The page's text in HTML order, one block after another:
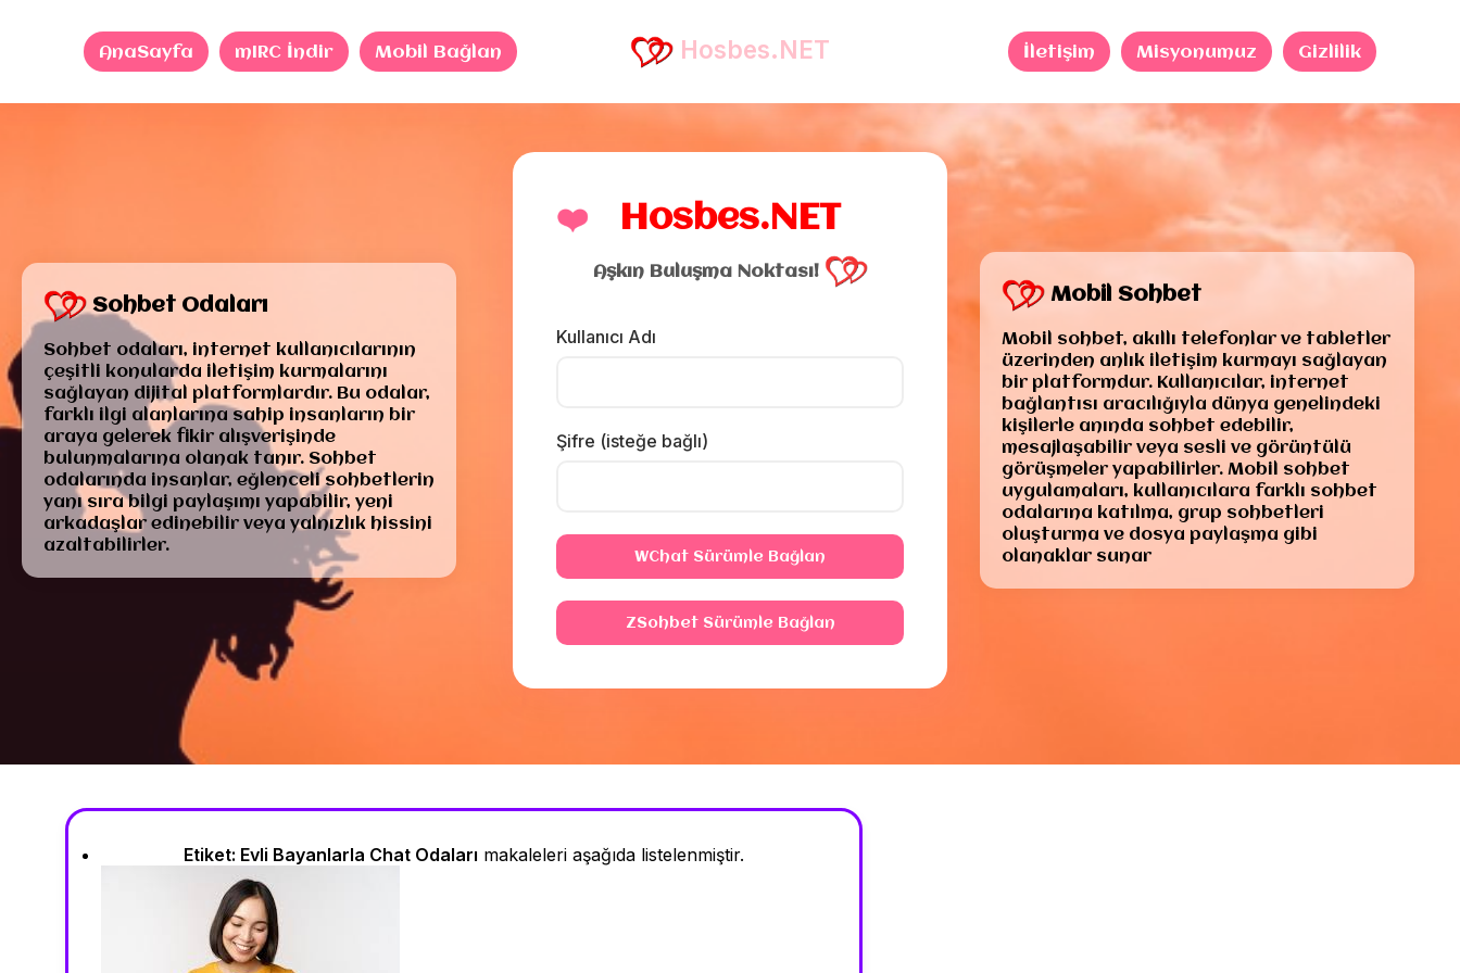
AnaSayfa mIRC İndir Mobil Bağlan Hosbes.NET İletişim Misyonumuz Gizlilik
Sohbet Odaları
Sohbet odaları, internet kullanıcılarının
çeşitli konularda iletişim kurmalarını
sağlayan dijital platformlardır. Bu odalar,
farklı ilgi alanlarına sahip insanların bir
araya gelerek fikir alışverişinde
bulunmalarına olanak tanır. Sohbet
odalarında insanlar, eğlenceli sohbetlerin
yanı sıra bilgi paylaşımı yapabilir, yeni
arkadaşlar edinebilir veya yalnızlık hissini
azaltabilirler.
❤️ Hosbes.NET
Aşkın Buluşma Noktası!
Kullanıcı Adı
Şifre (isteğe bağlı)
WChat Sürümle Bağlan
ZSohbet Sürümle Bağlan
Mobil Sohbet
Mobil sohbet, akıllı telefonlar ve tabletler
üzerinden anlık iletişim kurmayı sağlayan
bir platformdur. Kullanıcılar, internet
bağlantısı aracılığıyla dünya genelindeki
kişilerle anında sohbet edebilir,
mesajlaşabilir veya sesli ve görüntülü
görüşmeler yapabilirler. Mobil sohbet
uygulamaları, kullanıcılara farklı sohbet
odalarına katılma, grup sohbetleri
oluşturma ve dosya paylaşma gibi
olanaklar sunar
Etiket: Evli Bayanlarla Chat Odaları makaleleri aşağıda listelenmiştir.